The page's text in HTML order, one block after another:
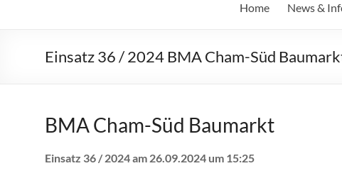
Home News &
Einsatz 36 / 2024 BMA Cham-Süd
BMA Cham-Süd Baumarkt
Einsatz 36 / 2024 am 26.09.2024 um 15:25